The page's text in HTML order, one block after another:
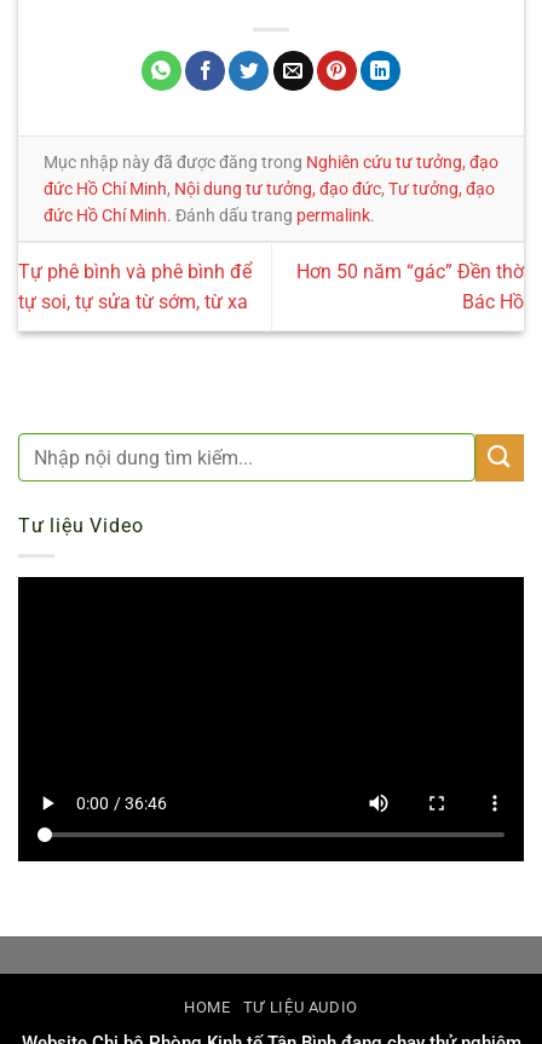
Mục nhập này đã được đăng trong Nghiên cứu tư tưởng, đạo
đức Hồ Chí Minh, Nội dung tư tưởng, đạo đức, Tư tưởng, đạo
đức Hồ Chí Minh. Đánh dấu trang permalink.
Tự phê bình và phê bình để
tự soi, tự sửa từ sớm, từ xa
Hơn 50 năm “gác” Đền thờ
Bác Hồ
Tư liệu Video
HOME TƯ LIỆU AUDIO